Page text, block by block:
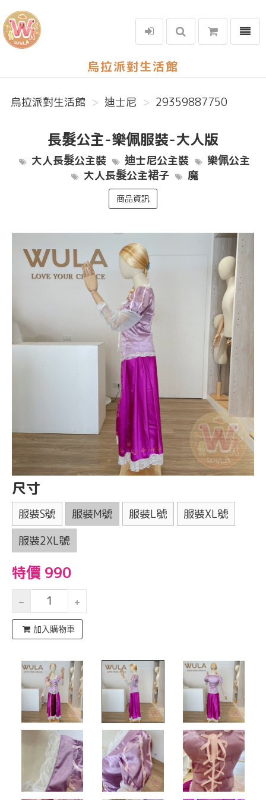
烏拉派對生活館
選單
烏拉派對生活館 迪士尼 29359887750
長髮公主-樂佩服裝-大人版
大人長髮公主裝 迪士尼公主裝
樂佩公主
大人長髮公主裙子
魔
商品資訊
尺寸
服裝S號 服裝M號 服裝L號
服裝XL號
服裝2XL號
特價 990
加入購物車